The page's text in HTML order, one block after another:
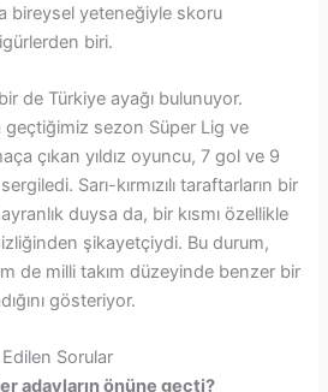
bireysel yeteneğiyle skoru
biri.
de Türkiye ayağı bulunuyor.
geçtiğimiz sezon Süper Lig ve
çıkan yıldız oyuncu, 7 gol ve 9
Sarı-kırmızılı taraftarların bir
duysa da, bir kısmı özellikle
şikayetçiydi. Bu durum,
de milli takım düzeyinde benzer bir
gösteriyor.
Sorular
adayların önüne geçti?